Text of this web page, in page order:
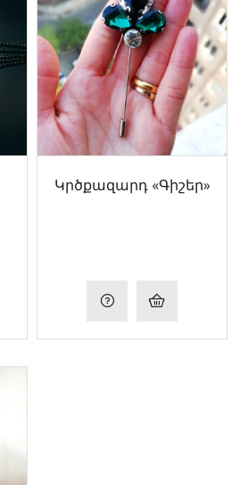
Կրծքազարդ «Գիշեր»